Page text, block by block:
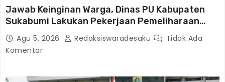
Jawab Keinginan Warga, Dinas PU Kabupaten
Sukabumi Lakukan Pekerjaan Pemeliharaan
Jalan Karangtengah Sinagar
Agu 5, 2026 Redaksiswaradesaku
Tidak Ada
Komentar